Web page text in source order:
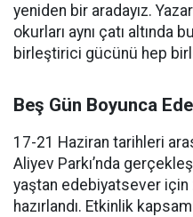
yeniden bir aradayız.
okurları aynı çatı altında
birleştirici gücünü hep
Beş Gün Boyunca
17-21 Haziran tarihleri
Aliyev Parkı’nda
yaştan edebiyatsever için
hazırlandı. Etkinlik